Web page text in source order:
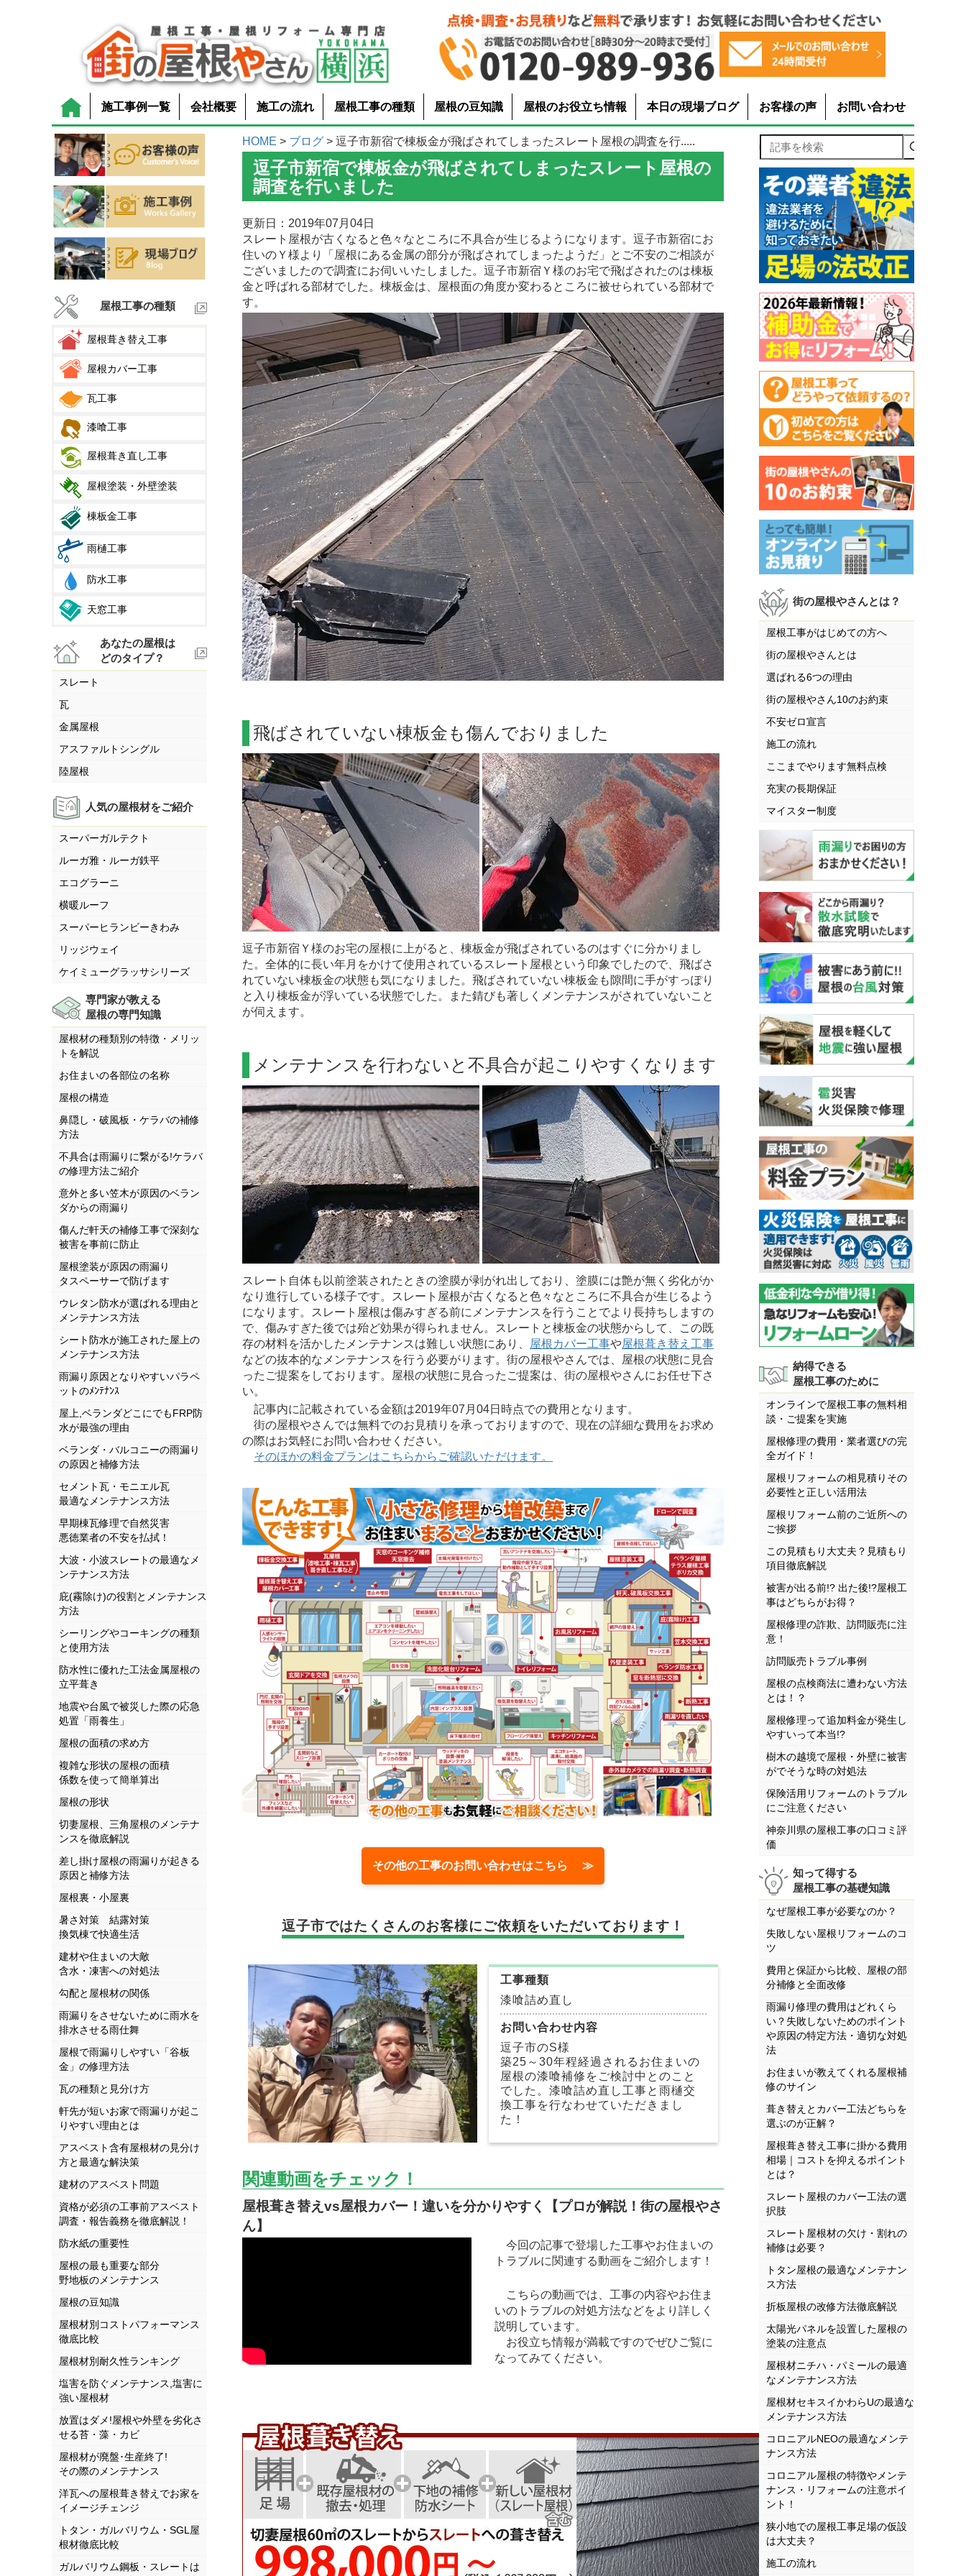
施工事例一覧 会社概要 施工の流れ 屋根工事の種類 屋根の豆知識 屋根のお役立ち情報 本日の現場ブログ お客様の声 お問い合わせ
屋根工事の種類
屋根葺き替え工事
屋根カバー工事
瓦工事
漆喰工事
屋根葺き直し工事
屋根塗装・外壁塗装
棟板金工事
雨樋工事
防水工事
天窓工事
あなたの屋根は
どのタイプ？
スレート
瓦
金属屋根
アスファルトシングル
陸屋根
人気の屋根材をご紹介
スーパーガルテクト
ルーガ雅・ルーガ鉄平
エコグラーニ
横暖ルーフ
スーパーヒランビーきわみ
リッジウェイ
ケイミューグラッサシリーズ
専門家が教える
屋根の専門知識
屋根材の種類別の特徴・メリッ
トを解説
お住まいの各部位の名称
屋根の構造
鼻隠し・破風板・ケラバの補修
方法
不具合は雨漏りに繋がる!ケラバ
の修理方法ご紹介
意外と多い笠木が原因のベラン
ダからの雨漏り
傷んだ軒天の補修工事で深刻な
被害を事前に防止
屋根塗装が原因の雨漏り
タスペーサーで防げます
ウレタン防水が選ばれる理由と
メンテナンス方法
シート防水が施工された屋上の
メンテナンス方法
雨漏り原因となりやすいパラペ
ットのﾒﾝﾃﾅﾝｽ
屋上,ベランダどこにでもFRP防
水が最強の理由
ベランダ・バルコニーの雨漏り
の原因と補修方法
セメント瓦・モニエル瓦
最適なメンテナンス方法
早期棟瓦修理で自然災害
悪徳業者の不安を払拭！
大波・小波スレートの最適なメ
ンテナンス方法
庇(霧除け)の役割とメンテナンス
方法
シーリングやコーキングの種類
と使用方法
防水性に優れた工法金属屋根の
立平葺き
地震や台風で被災した際の応急
処置「雨養生」
屋根の面積の求め方
複雑な形状の屋根の面積
係数を使って簡単算出
屋根の形状
切妻屋根、三角屋根のメンテナ
ンスを徹底解説
差し掛け屋根の雨漏りが起きる
原因と補修方法
屋根裏・小屋裏
暑さ対策 結露対策
換気棟で快適生活
建材や住まいの大敵
含水・凍害への対処法
勾配と屋根材の関係
雨漏りをさせないために雨水を
排水させる雨仕舞
屋根で雨漏りしやすい「谷板
金」の修理方法
瓦の種類と見分け方
軒先が短いお家で雨漏りが起こ
りやすい理由とは
アスベスト含有屋根材の見分け
方と最適な解決策
建材のアスベスト問題
資格が必須の工事前アスベスト
調査・報告義務を徹底解説！
防水紙の重要性
屋根の最も重要な部分
野地板のメンテナンス
屋根の豆知識
屋根材別コストパフォーマンス
徹底比較
屋根材別耐久性ランキング
塩害を防ぐメンテナンス,塩害に
強い屋根材
放置はダメ!屋根や外壁を劣化さ
せる苔・藻・カビ
屋根材が廃盤･生産終了!
その際のメンテナンス
洋瓦への屋根葺き替えでお家を
イメージチェンジ
トタン・ガルバリウム・SGL屋
根材徹底比較
ガルバリウム鋼板・スレートは
HOME > ブログ > 逗子市新宿で棟板金が飛ばされてしまったスレート屋根の調査を行.....
逗子市新宿で棟板金が飛ばされてしまったスレート屋根の
調査を行いました
更新日：2019年07月04日
スレート屋根が古くなると色々なところに不具合が生じるようになります。逗子市新宿にお
住いのＹ様より「屋根にある金属の部分が飛ばされてしまったようだ」とご不安のご相談が
ございましたので調査にお伺いいたしました。逗子市新宿Ｙ様のお宅で飛ばされたのは棟板
金と呼ばれる部材でした。棟板金は、屋根面の角度か変わるところに被せられている部材で
す。
飛ばされていない棟板金も傷んでおりました
逗子市新宿Ｙ様のお宅の屋根に上がると、棟板金が飛ばされているのはすぐに分かりまし
た。全体的に長い年月をかけて使用されているスレート屋根という印象でしたので、飛ばさ
れていない棟板金の状態も気になりました。飛ばされていない棟板金も隙間に手がすっぽり
と入り棟板金が浮いている状態でした。また錆びも著しくメンテナンスがされていないこと
が伺えます。
メンテナンスを行わないと不具合が起こりやすくなります
スレート自体も以前塗装されたときの塗膜が剥がれ出しており、塗膜には艶が無く劣化がか
なり進行している様子です。スレート屋根が古くなると色々なところに不具合が生じるよう
になります。スレート屋根は傷みすぎる前にメンテナンスを行うことでより長持ちしますの
で、傷みすぎた後では殆ど効果が得られません。スレートと棟板金の状態からして、この既
存の材料を活かしたメンテナンスは難しい状態にあり、
屋根カバー工事や屋根葺き替え工事
などの抜本的なメンテナンスを行う必要がります。街の屋根やさんでは、屋根の状態に見合
ったご提案をしております。屋根の状態に見合ったご提案は、街の屋根やさんにお任せ下さ
い。
記事内に記載されている金額は2019年07月04日時点での費用となります。
街の屋根やさんでは無料でのお見積りを承っておりますので、現在の詳細な費用をお求め
の際はお気軽にお問い合わせください。
そのほかの料金プランはこちらからご確認いただけます。
その他の工事のお問い合わせはこちら ≫
逗子市ではたくさんのお客様にご依頼をいただいております！
工事種類
漆喰詰め直し
お問い合わせ内容
逗子市のS様
築25～30年程経過されるお住まいの
屋根の漆喰補修をご検討中とのこと
でした。漆喰詰め直し工事と雨樋交
換工事を行なわせていただきまし
た！
関連動画をチェック！
屋根葺き替えvs屋根カバー！違いを分かりやすく【プロが解説！街の屋根やさ
ん】
今回の記事で登場した工事やお住まいの
トラブルに関連する動画をご紹介します！
こちらの動画では、工事の内容やお住ま
いのトラブルの対処方法などをより詳しく
説明しています。
お役立ち情報が満載ですのでぜひご覧に
なってみてください。
記事を検索
街の屋根やさんとは？
屋根工事がはじめての方へ
街の屋根やさんとは
選ばれる6つの理由
街の屋根やさん10のお約束
不安ゼロ宣言
施工の流れ
ここまでやります無料点検
充実の長期保証
マイスター制度
納得できる
屋根工事のために
オンラインで屋根工事の無料相
談・ご提案を実施
屋根修理の費用・業者選びの完
全ガイド！
屋根リフォームの相見積りその
必要性と正しい活用法
屋根リフォーム前のご近所への
ご挨拶
この見積もり大丈夫？見積もり
項目徹底解説
被害が出る前!? 出た後!?屋根工
事はどちらがお得？
屋根修理の詐欺、訪問販売に注
意！
訪問販売トラブル事例
屋根の点検商法に遭わない方法
とは！？
屋根修理って追加料金が発生し
やすいって本当!?
樹木の越境で屋根・外壁に被害
がでそうな時の対処法
保険活用リフォームのトラブル
にご注意ください
神奈川県の屋根工事の口コミ評
価
知って得する
屋根工事の基礎知識
なぜ屋根工事が必要なのか？
失敗しない屋根リフォームのコ
ツ
費用と保証から比較、屋根の部
分補修と全面改修
雨漏り修理の費用はどれくら
い？失敗しないためのポイント
や原因の特定方法・適切な対処
法
お住まいが教えてくれる屋根補
修のサイン
葺き替えとカバー工法どちらを
選ぶのが正解？
屋根葺き替え工事に掛かる費用
相場｜コストを抑えるポイント
とは？
スレート屋根のカバー工法の選
択肢
スレート屋根材の欠け・割れの
補修は必要？
トタン屋根の最適なメンテナン
ス方法
折板屋根の改修方法徹底解説
太陽光パネルを設置した屋根の
塗装の注意点
屋根材ニチハ・パミールの最適
なメンテナンス方法
屋根材セキスイかわらUの最適な
メンテナンス方法
コロニアルNEOの最適なメンテ
ナンス方法
コロニアル屋根の特徴やメンテ
ナンス・リフォームの注意ポイ
ント！
狭小地での屋根工事足場の仮設
は大丈夫？
施工の流れ